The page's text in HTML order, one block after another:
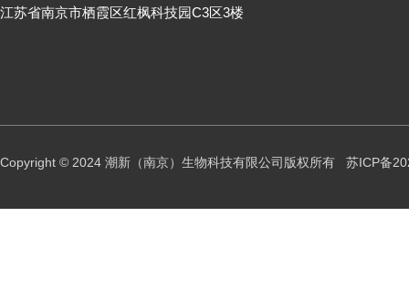
江苏省南京市栖霞区红枫科技园C3区3楼
Copyright © 2024 潮新（南京）生物科技有限公司版权所有 苏ICP备